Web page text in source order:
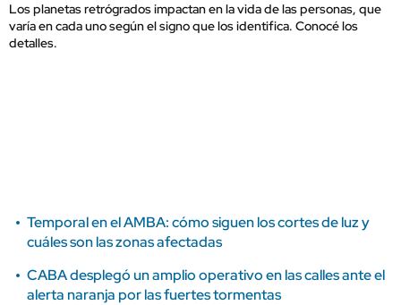
Los planetas retrógrados impactan en la vida de las personas, que
varía en cada uno según el signo que los identifica. Conocé los
detalles.
Temporal en el AMBA: cómo siguen los cortes de luz y
cuáles son las zonas afectadas
CABA desplegó un amplio operativo en las calles ante el
alerta naranja por las fuertes tormentas